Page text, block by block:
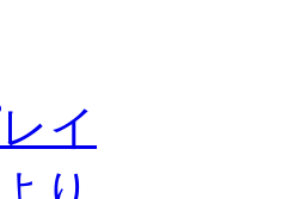
イ